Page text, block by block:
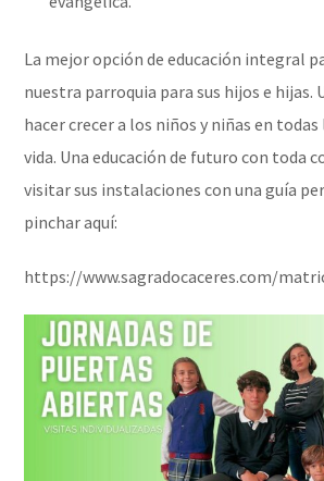
La mejor opción de educación integral
nuestra parroquia para sus hijos e hijas.
hacer crecer a los niños y niñas en todas
vida. Una educación de futuro con toda
visitar sus instalaciones con una guía
pinchar aquí:
https://www.sagradocaceres.com/